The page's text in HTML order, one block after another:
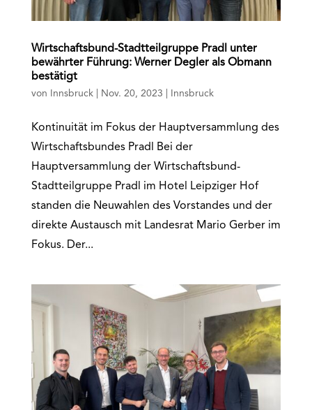
Wirtschaftsbund-Stadtteilgruppe Pradl unter
bewährter Führung: Werner Degler als Obmann
bestätigt
von Innsbruck| Nov. 20, 2023 Innsbruck
Kontinuität im Fokus der Hauptversammlung des
Wirtschaftsbundes Pradl Bei der
Hauptversammlung der Wirtschaftsbund-
Stadtteilgruppe Pradl im Hotel Leipziger Hof
standen die Neuwahlen des Vorstandes und der
direkte Austausch mit Landesrat Mario Gerber im
Fokus. Der...